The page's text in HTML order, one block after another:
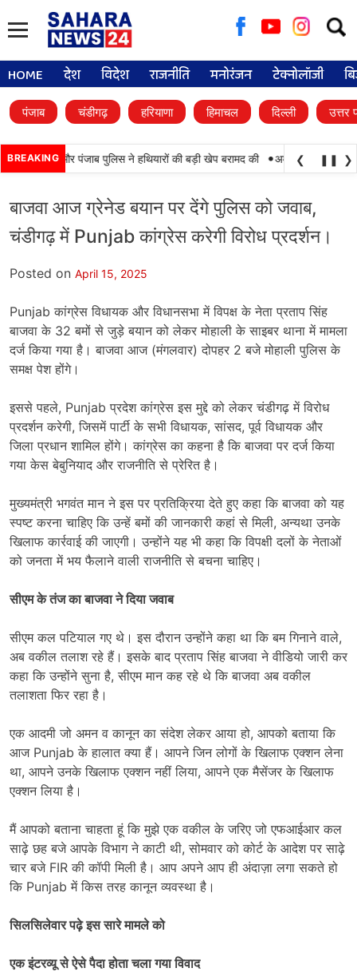
for:
HOME देश विदेश राजनीति मनोरंजन टेक्नोलॉजी
पंजाब चंडीगढ़ हरियाणा हिमाचल दिल्ली उत्तर
BREAKING
BSF और पंजाब पुलिस ने हथियारों की बड़ी खेप बरामद की • अमन अरोड़ा ने
❮ ❚❚ ❯
बाजवा आज ग्रेनेड बयान पर देंगे पुलिस को जवाब,
चंडीगढ़ में Punjab कांग्रेस करेगी विरोध प्रदर्शन।
Posted on April 15, 2025
Punjab कांग्रेस विधायक और विधानसभा में विपक्ष के नेता प्रताप सिंह
बाजवा के 32 बमों से जुड़े बयान को लेकर मोहाली के साइबर थाना में मामला
दर्ज किया गया है। बाजवा आज (मंगलवार) दोपहर 2 बजे मोहाली पुलिस के
समक्ष पेश होंगे।
इससे पहले, Punjab प्रदेश कांग्रेस इस मुद्दे को लेकर चंडीगढ़ में विरोध
प्रदर्शन करेगी, जिसमें पार्टी के सभी विधायक, सांसद, पूर्व विधायक और
जिला प्रधान शामिल होंगे। कांग्रेस का कहना है कि बाजवा पर दर्ज किया
गया केस बेबुनियाद और राजनीति से प्रेरित है।
मुख्यमंत्री भगवंत मान ने इस पर प्रतिक्रिया देते हुए कहा कि बाजवा को यह
स्पष्ट करना चाहिए कि उन्हें बमों की जानकारी कहां से मिली, अन्यथा उनके
खिलाफ कार्रवाई की जाएगी। उन्होंने यह भी कहा कि विपक्षी दलों के नेताओं
को जनता में भय फैलाने वाली राजनीति से बचना चाहिए।
सीएम के तंज का बाजवा ने दिया जवाब
सीएम कल पटियाल गए थे। इस दौरान उन्होंने कहा था कि बम गिनाने वाले,
अब वकील तलाश रहे हैं। इसके बाद प्रताप सिंह बाजवा ने वीडियो जारी कर
कहा कि उन्होंने सुना है, सीएम मान कह रहे थे कि बाजवा अब वकील
तलाशता फिर रहा है।
एक आदमी जो अमन व कानून का संदेश लेकर आया हो, आपको बताया कि
आज Punjab के हालात क्या हैं। आपने जिन लोगों के खिलाफ एक्शन लेना
था, आपने उनके खिलाफ एक्शन नहीं लिया, आपने एक मैसेंजर के खिलाफ
एक्शन लिया है।
मैं आपको बताना चाहता हूं कि मुझे एक वकील के जरिए जो एफआईआर कल
साढ़े छह बजे आपके विभाग ने काटी थी, सोमवार को कोर्ट के आदेश पर साढ़े
चार बजे FIR की कॉपी मिली है। आप अपने आप ही अंदाज़ा लगा सकते हो
कि Punjab में किस तरह कानून व्यवस्था है।
सिलसिलेवार पढ़े इस सारे मामले को
एक इंटरव्यू से ऐसे पैदा होता चला गया विवाद